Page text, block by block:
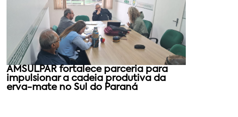
AMSULPAR fortalece parceria para
impulsionar a cadeia produtiva da
erva-mate no Sul do Paraná